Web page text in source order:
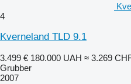
4
Kverneland TLD 9.1
3.499 € 180.000 UAH ≈ 3.269
Grubber
2007